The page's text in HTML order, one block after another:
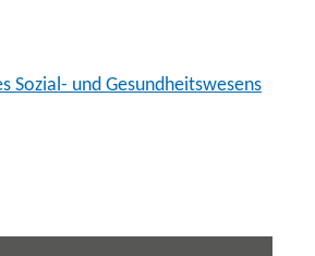
Sozial- und Gesundheitswesens